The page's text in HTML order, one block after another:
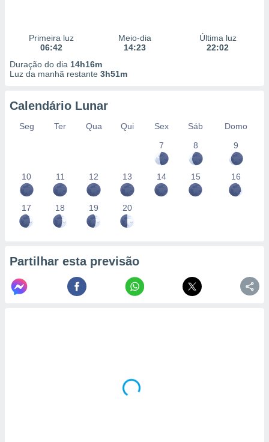
Primeira luz
06:42
Meio-dia
14:23
Última luz
22:02
Duração do dia 14h16m
Luz da manhã restante 3h51m
Calendário Lunar
Seg Ter Qua Qui Sex Sáb
Domo
7
8 9
10 11 12 13 14 15 16
17 18 19 20
Partilhar esta previsão